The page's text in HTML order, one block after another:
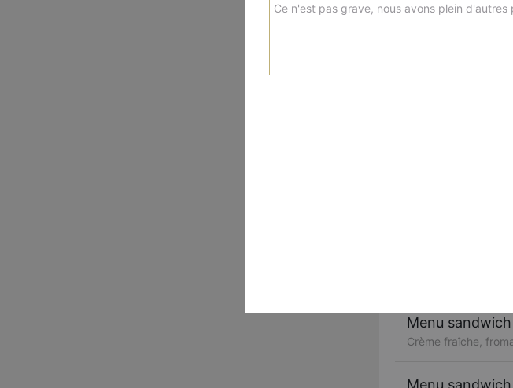
Sandwich
Sandwich
Menu
Crème fraîche,
Menu
Ce n'est pas grave, nous avons plein d'autres